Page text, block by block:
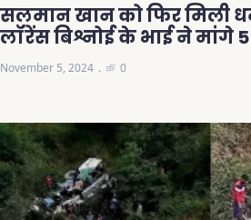
सलमान खान को फिर मिली
लॉरेंस बिश्नोई के भाई ने मांगे
November 5, 2024 0